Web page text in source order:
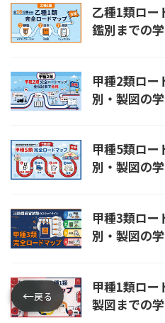
乙種1類ロー
鑑別までの
甲種2類ロー
別・製図の
甲種5類ロー
別・製図の
甲種3類ロー
別・製図の
甲種1類ロー
製図までの
←戻る
←